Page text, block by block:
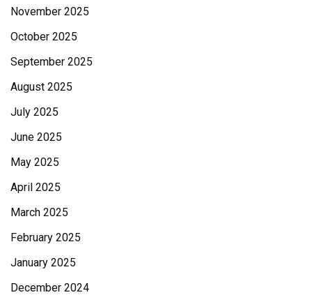
November 2025
October 2025
September 2025
August 2025
July 2025
June 2025
May 2025
April 2025
March 2025
February 2025
January 2025
December 2024